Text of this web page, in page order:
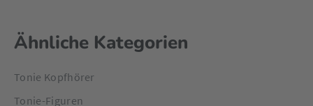
Ähnliche Kategorien
Tonie Kopfhörer
Tonie-Figuren